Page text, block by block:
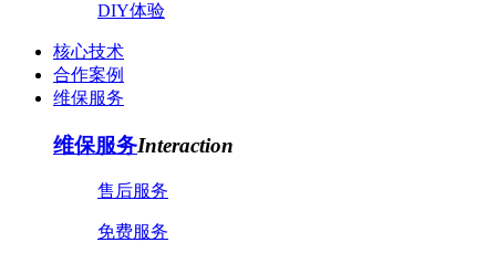
DIY体验
核心技术
合作案例
维保服务
维保服务Interaction
售后服务
免费服务